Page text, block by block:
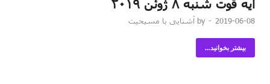
آیه قوت شنبه ۸ ژوئن ۲۰۱۹
2019-06-08
-
by آشنایی با مسیحیت
بیشتر بخوانید...